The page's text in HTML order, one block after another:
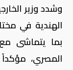
وشدد وزير
الهندية في
بما يتماشى
المصري،